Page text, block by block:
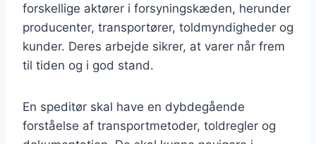
forskellige aktører i forsyningskæden, herunder
producenter, transportører, toldmyndigheder og
kunder. Deres arbejde sikrer, at varer når frem
til tiden og i god stand.
En speditør skal have en dybdegående
forståelse af transportmetoder, toldregler og